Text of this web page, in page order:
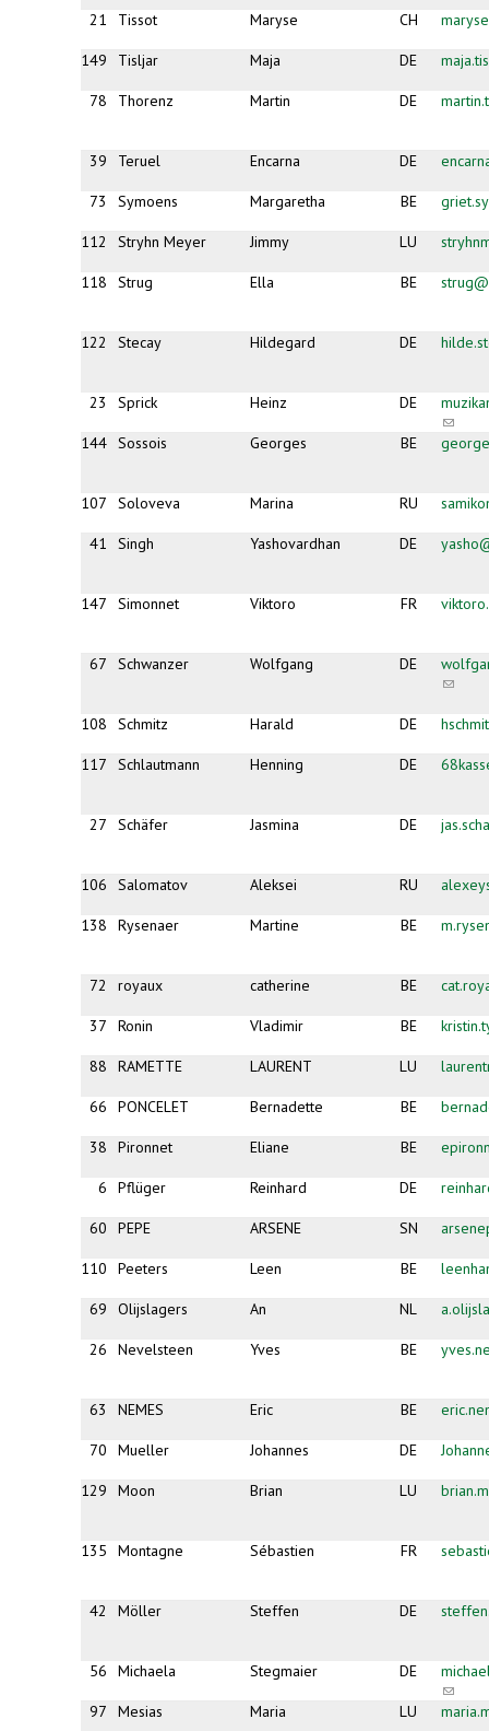
21 Tissot Maryse CH
149 Tisljar Maja DE
78 Thorenz Martin DE
39 Teruel Encarna DE
73 Symoens Margaretha BE
112 Stryhn Meyer Jimmy LU
118 Strug Ella BE
122 Stecay Hildegard DE
23 Sprick Heinz DE
(link
sends
144 Sossois Georges BE
107 Soloveva Marina RU
41 Singh Yashovardhan DE
147 Simonnet Viktoro FR
67 Schwanzer Wolfgang DE
(link
e-
108 Schmitz Harald DE
117 Schlautmann Henning DE
27 Schäfer Jasmina DE
106 Salomatov Aleksei RU
138 Rysenaer Martine BE
72 royaux catherine BE
37 Ronin Vladimir BE
88 RAMETTE LAURENT LU
66 PONCELET Bernadette BE
38 Pironnet Eliane BE
6 Pflüger Reinhard DE
60 PEPE ARSENE SN
110 Peeters Leen BE
69 Olijslagers An NL
26 Nevelsteen Yves BE
63 NEMES Eric BE
70 Mueller Johannes DE
129 Moon Brian LU
135 Montagne Sébastien FR
42 Möller Steffen DE
56 Michaela Stegmaier DE
(link
sends
97 Mesias Maria LU